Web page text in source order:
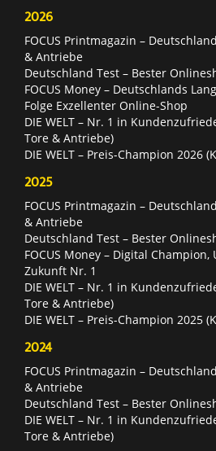
2026
FOCUS Printmagazin –
& Antriebe
Deutschland Test – Bester
FOCUS Money – Deutschlands
Folge Exzellenter Online-Shop
DIE WELT – Nr. 1 in
Tore & Antriebe)
DIE WELT – Preis-Champion 2026
2025
FOCUS Printmagazin –
& Antriebe
Deutschland Test – Bester
FOCUS Money – Digital
Zukunft Nr. 1
DIE WELT – Nr. 1 in
Tore & Antriebe)
DIE WELT – Preis-Champion 2025
2024
FOCUS Printmagazin –
& Antriebe
Deutschland Test – Bester
DIE WELT – Nr. 1 in
Tore & Antriebe)